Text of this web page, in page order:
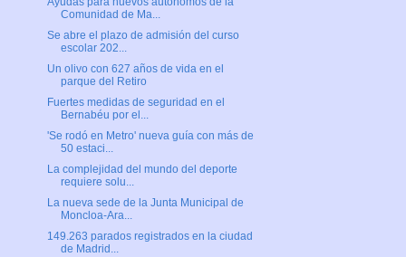
Comunidad de Ma...
Se abre el plazo de admisión del curso
escolar 202...
Un olivo con 627 años de vida en el
parque del Retiro
Fuertes medidas de seguridad en el
Bernabéu por el...
'Se rodó en Metro' nueva guía con más de
50 estaci...
La complejidad del mundo del deporte
requiere solu...
La nueva sede de la Junta Municipal de
Moncloa-Ara...
149.263 parados registrados en la ciudad
de Madrid...